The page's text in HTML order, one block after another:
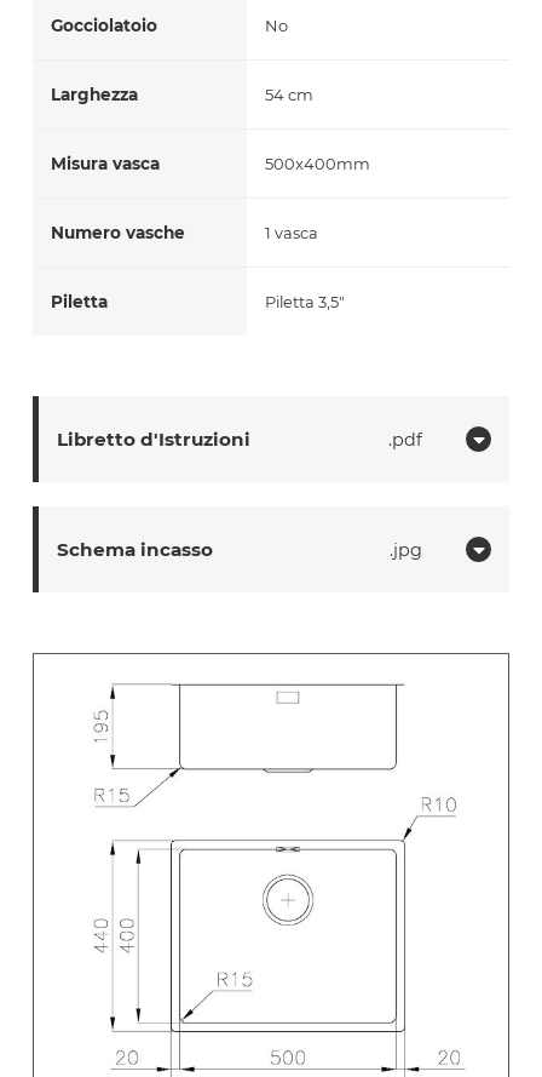
Libretto d'Istruzioni pdf
Schema incasso jpg
Gocciolatoio No
Larghezza 54 cm
Misura vasca 500x400mm
Numero vasche 1 vasca
Piletta Piletta 3,5"